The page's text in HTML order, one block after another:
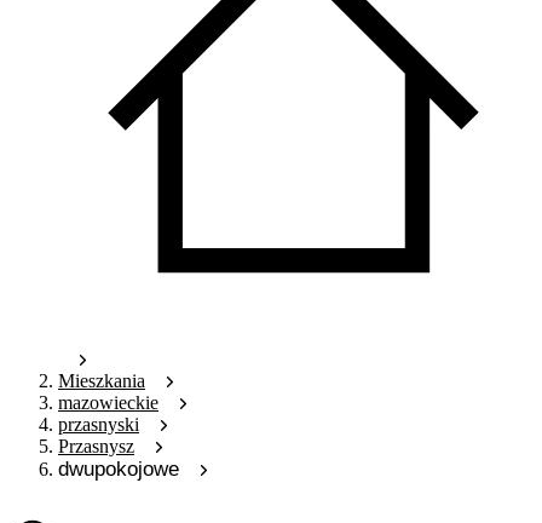
Mieszkania
mazowieckie
przasnyski
Przasnysz
dwupokojowe